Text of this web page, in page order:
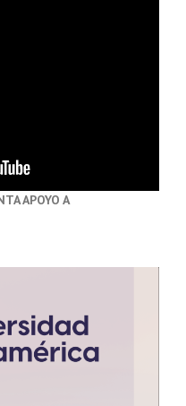
APOYO A